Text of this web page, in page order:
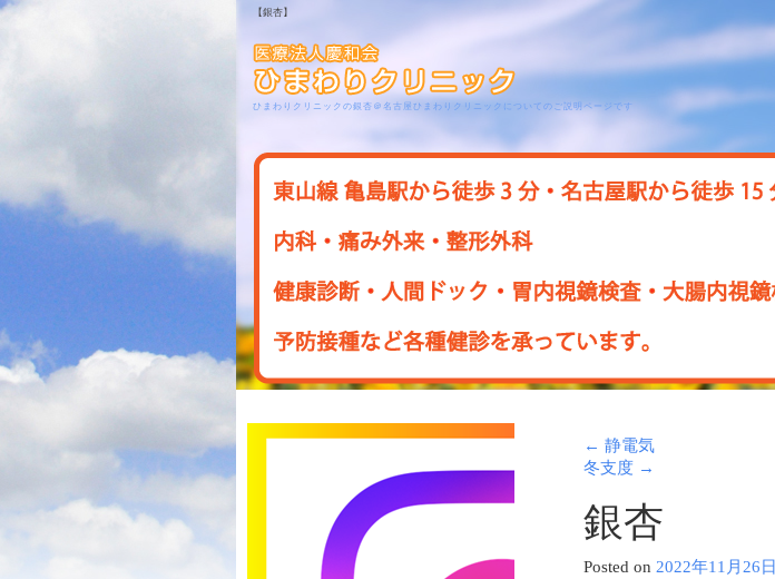
【銀杏】
ひまわりクリニックの銀杏＠名古屋ひまわりクリニックについてのご説明ページです
← 静電気
冬支度 →
銀杏
Posted on 2022年11月26日